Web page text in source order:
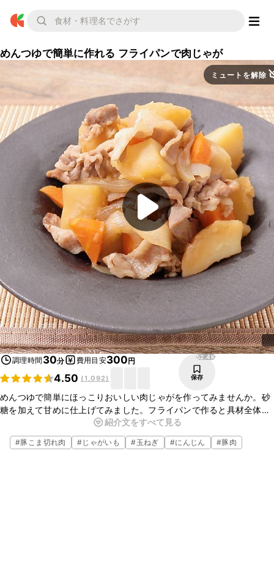
めんつゆで簡単に作れる フライパンで肉じゃが
ミュートを解除
調理時間 30分 費用目安300円
4.50 (1,092)
52.4K
保存
めんつゆで簡単にほっこりおいしい肉じゃがを作ってみませんか。砂
糖を加えて甘めに仕上げてみました。フライパンで作ると具材全体に
味が染みて、時短にもなります。お好みでしらたきや、絹さやを加え
てアレンジしてみてください。
紹介文をすべて見る
#豚こま切れ肉 #じゃがいも #玉ねぎ #にんじん #豚肉